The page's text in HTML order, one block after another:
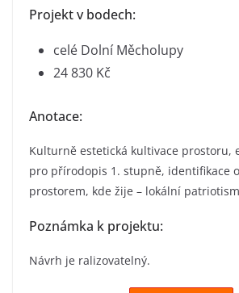
Projekt v bodech:
celé Dolní Měcholupy
24 830 Kč
Anotace:
Kulturně estetická kultivace prostoru,
pro přírodopis 1. stupně, identifikace
prostorem, kde žije – lokální
Poznámka k projektu:
Návrh je ralizovatelný.